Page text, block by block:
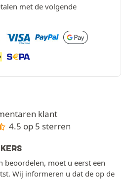
met de volgende
klant
4.5 op 5 sterren
beoordelen, moet u eerst een
Wij informeren u dat de op de